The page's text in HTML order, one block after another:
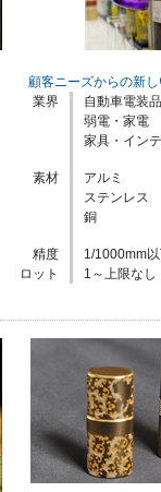
顧客ニーズからの新
業界
自動車電装品
弱電・家電
家具・イン
素材
アルミ
ステンレス
銅
精度
1/1000mm
ロット
1～上限なし